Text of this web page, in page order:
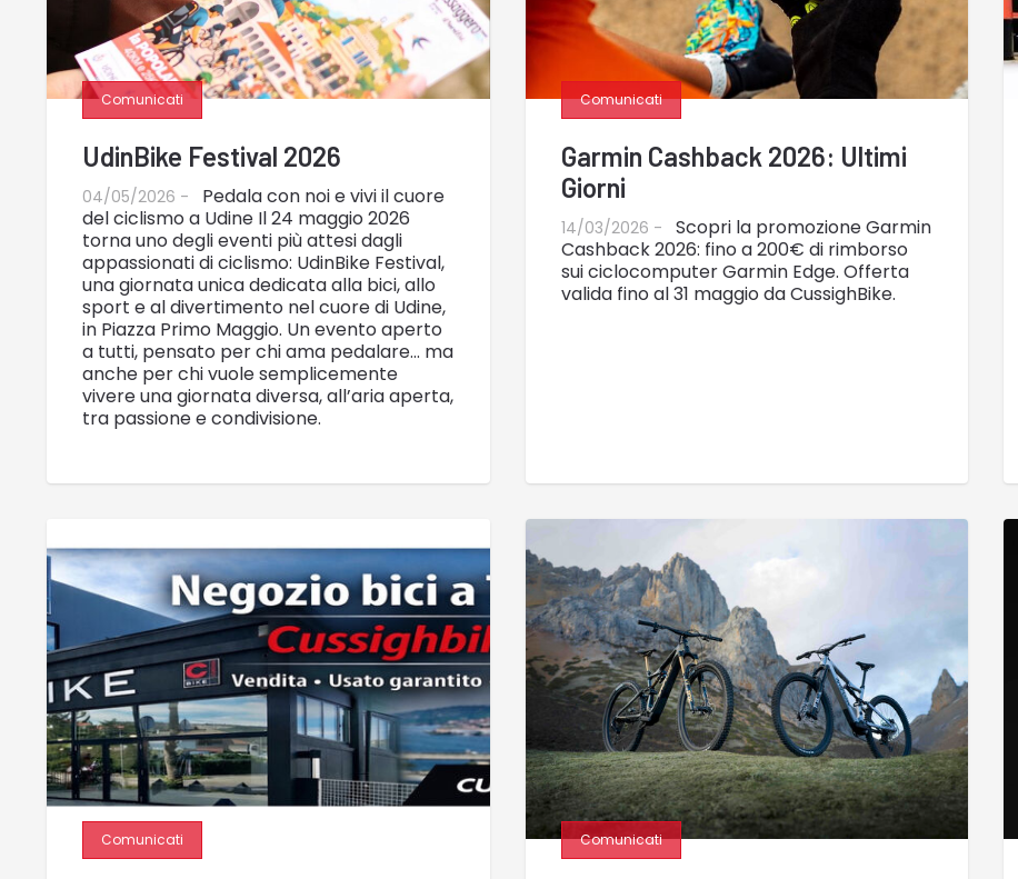
Comunicati
UdinBike Festival 2026
04/05/2026 -
Pedala con noi e vivi il cuore
del ciclismo a Udine Il 24 maggio 2026
torna uno degli eventi più attesi dagli
appassionati di ciclismo: UdinBike Festival,
una giornata unica dedicata alla bici, allo
sport e al divertimento nel cuore di Udine,
in Piazza Primo Maggio. Un evento aperto
a tutti, pensato per chi ama pedalare… ma
anche per chi vuole semplicemente
vivere una giornata diversa, all’aria aperta,
tra passione e condivisione.
Comunicati
Garmin Cashback 2026: Ultimi
Giorni
14/03/2026 -
Scopri la promozione Garmin
Cashback 2026: fino a 200€ di rimborso
sui ciclocomputer Garmin Edge. Offerta
valida fino al 31 maggio da CussighBike.
Comunicati Comunicati